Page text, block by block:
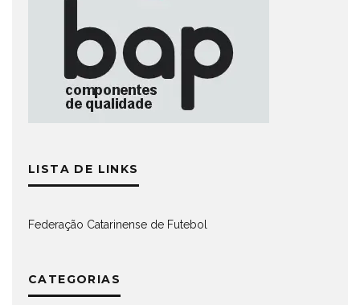
LISTA DE LINKS
Federação Catarinense de Futebol
CATEGORIAS